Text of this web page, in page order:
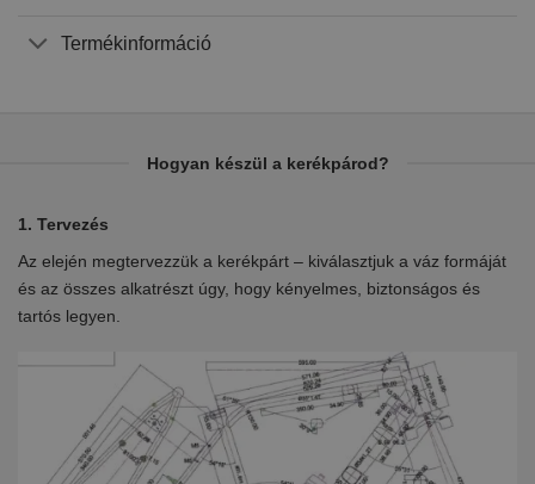
Termékinformáció
Hogyan készül a kerékpárod?
1. Tervezés
Az elején megtervezzük a kerékpárt – kiválasztjuk a váz formáját
és az összes alkatrészt úgy, hogy kényelmes, biztonságos és
tartós legyen.